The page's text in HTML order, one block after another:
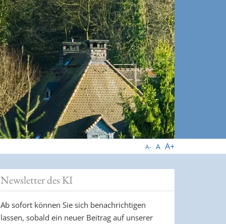
A- A A+
Newsletter des KI
Ab sofort können Sie sich benachrichtigen
lassen, sobald ein neuer Beitrag auf unserer